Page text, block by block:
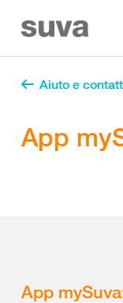
Aiuto e
App
App